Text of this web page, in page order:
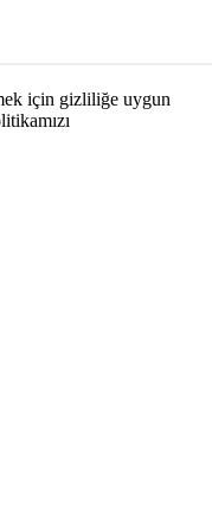
için gizliliğe uygun